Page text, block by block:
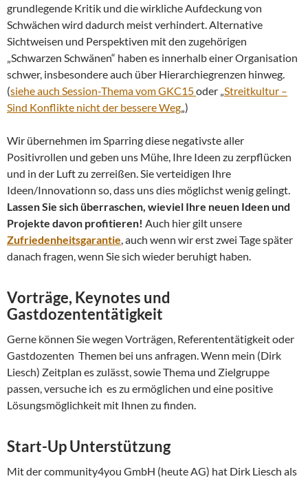
grundlegende Kritik und die wirkliche Aufdeckung von
Schwächen wird dadurch meist verhindert. Alternative
Sichtweisen und Perspektiven mit den zugehörigen
„Schwarzen Schwänen“ haben es innerhalb einer Organisation
schwer, insbesondere auch über Hierarchiegrenzen hinweg.
(siehe auch Session-Thema vom GKC15oder „ Streitkultur –
Sind Konflikte nicht der bessere Weg „)
Wir übernehmen im Sparring diese negativste aller
Positivrollen und geben uns Mühe, Ihre Ideen zu zerpflücken
und in der Luft zu zerreißen. Sie verteidigen Ihre
Ideen/Innovationn so, dass uns dies möglichst wenig gelingt.
Lassen Sie sich überraschen, wieviel Ihre neuen Ideen und
Projekte davon profitieren! Auch hier gilt unsere
Zufriedenheitsgarantie , auch wenn wir erst zwei Tage später
danach fragen, wenn Sie sich wieder beruhigt haben.
Vorträge, Keynotes und
Gastdozententätigkeit
Gerne können Sie wegen Vorträgen, Referententätigkeit oder
Gastdozenten Themen bei uns anfragen. Wenn mein (Dirk
Liesch) Zeitplan es zulässt, sowie Thema und Zielgruppe
passen, versuche ich es zu ermöglichen und eine positive
Lösungsmöglichkeit mit Ihnen zu finden.
Start-Up Unterstützung
Mit der community4you GmbH (heute AG) hat Dirk Liesch als